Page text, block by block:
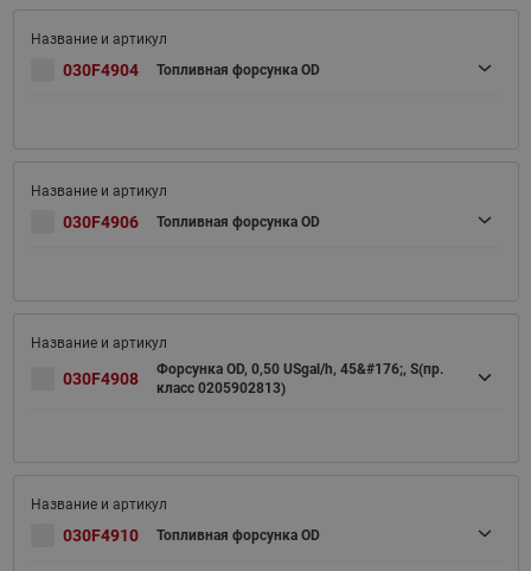
030F4904 Топливная форсунка OD
030F4906 Топливная форсунка OD
030F4908
Форсунка OD, 0,50 USgal/h, 45&#176;, S(пр.
класс 0205902813)
030F4910 Топливная форсунка OD